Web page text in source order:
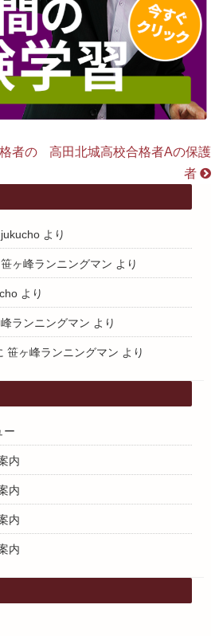
者の
高田北城高校合格者Aの保護
者
jukuchoより
笹ヶ峰ランニングマン より
より
ランニングマン より
笹ヶ峰ランニングマン より
ー
内
内
内
内